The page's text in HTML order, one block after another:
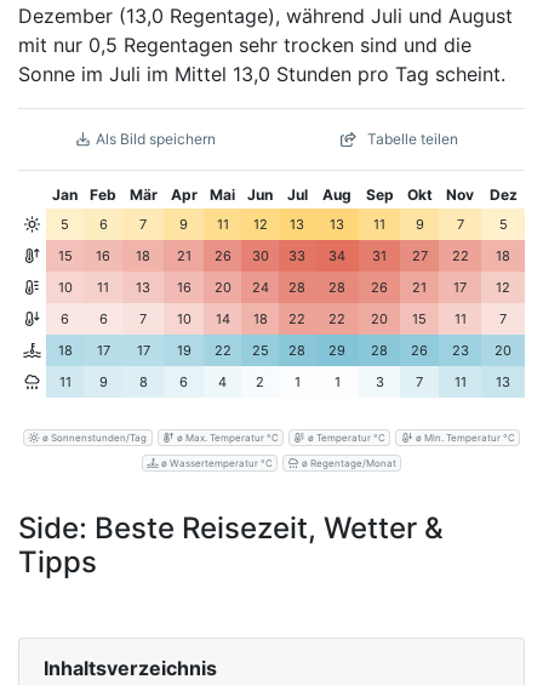
Dezember (13,0 Regentage), während Juli und August
mit nur 0,5 Regentagen sehr trocken sind und die
Sonne im Juli im Mittel 13,0 Stunden pro Tag scheint.
Als Bild speichern Tabelle teilen
Jan Feb Mär Apr Mai Jun Jul Aug Sep Okt Nov Dez
5 6 7 9 11 12 13 13 11 9 7
5
15
16 18 21 26 30 33 34 31 27 22
18
10
11 13 16 20 24 28 28 26 21 17
12
6
6 7 10 14 18 22 22 20 15 11
7
18
17 17 19 22 25 28 29 28 26 23
20
11
9 8 6 4 2 1 1 3 7 11 13
ø Sonnenstunden/Tag ø Max. Temperatur °C ø Temperatur °C ø Min. Temperatur °C
ø Wassertemperatur °C ø Regentage/Monat
Side: Beste Reisezeit, Wetter &
Tipps
Inhaltsverzeichnis